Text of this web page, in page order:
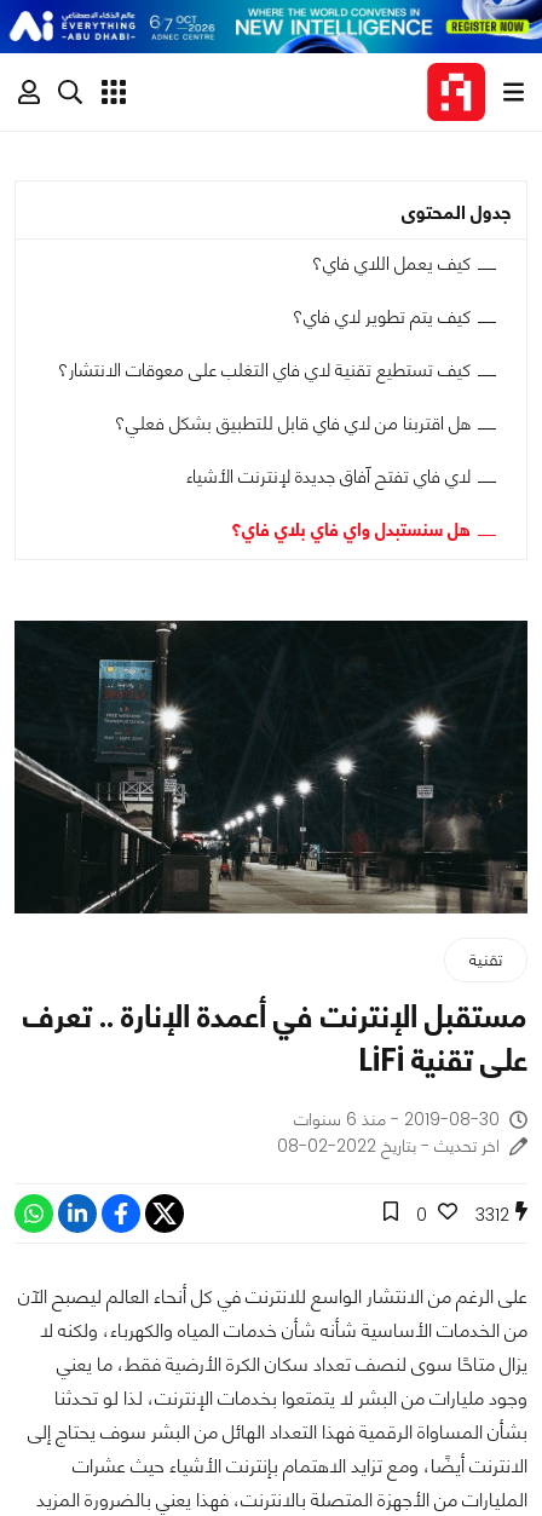
جدول المحتوى
كيف يعمل اللاي فاي؟
كيف يتم تطوير لاي فاي؟
كيف تستطيع تقنية لاي فاي التغلب على معوقات الانتشار؟
هل اقتربنا من لاي فاي قابل للتطبيق بشكل فعلي؟
لاي فاي تفتح آفاق جديدة لإنترنت الأشياء
هل سنستبدل واي فاي بلاي فاي؟
تقنية
مستقبل الإنترنت في أعمدة الإنارة .. تعرف
على تقنية LiFi
2019-08-30 - منذ 6 سنوات
اخر تحديث - بتاريخ 2022-02-08
3312
0
على الرغم من الانتشار الواسع للانترنت في كل أنحاء العالم ليصبح الآن
من الخدمات الأساسية شأنه شأن خدمات المياه والكهرباء، ولكنه لا
يزال متاحًا سوى لنصف تعداد سكان الكرة الأرضية فقط، ما يعني
وجود مليارات من البشر لا يتمتعوا بخدمات الإنترنت، لذا لو تحدثنا
بشأن المساواة الرقمية فهذا التعداد الهائل من البشر سوف يحتاج إلى
الانترنت أيضًا، ومع تزايد الاهتمام بإنترنت الأشياء حيث عشرات
المليارات من الأجهزة المتصلة بالانترنت، فهذا يعني بالضرورة المزيد